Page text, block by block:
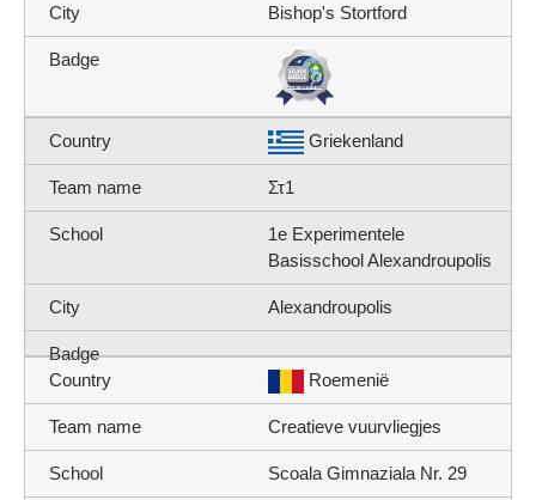
Bishop's Stortford
Griekenland
Στ1
1e Experimentele
Basisschool Alexandroupolis
Alexandroupolis
Roemenië
Creatieve vuurvliegjes
Scoala Gimnaziala Nr. 29